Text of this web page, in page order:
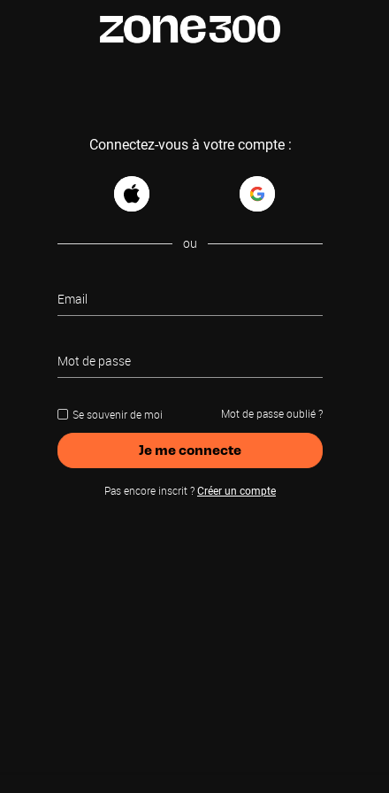
Connectez-vous à votre compte :
ou
Email
Mot de passe
Se souvenir de moi Mot de passe oublié ?
Je me connecte
Pas encore inscrit ? Créer un compte